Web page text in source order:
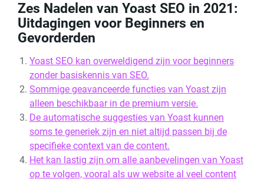
Zes Nadelen van Yoast SEO in 2021:
Uitdagingen voor Beginners en
Gevorderden
Yoast SEO kan overweldigend zijn voor beginners
zonder basiskennis van SEO.
Sommige geavanceerde functies van Yoast zijn
alleen beschikbaar in de premium versie.
De automatische suggesties van Yoast kunnen
soms te generiek zijn en niet altijd passen bij de
specifieke context van de content.
Het kan lastig zijn om alle aanbevelingen van Yoast
op te volgen, vooral als uw website al veel content